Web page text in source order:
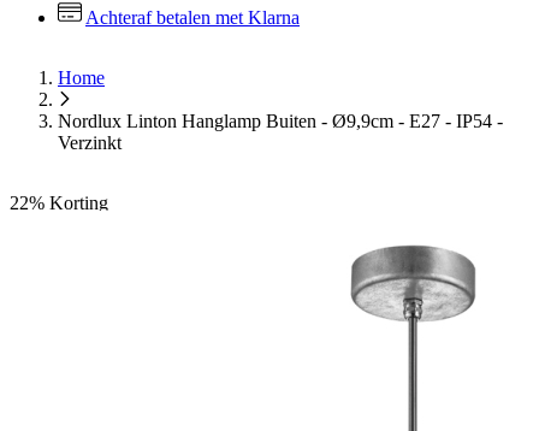
Achteraf betalen met Klarna
Home
Nordlux Linton Hanglamp Buiten - Ø9,9cm - E27 - IP54 -
Verzinkt
22% Korting